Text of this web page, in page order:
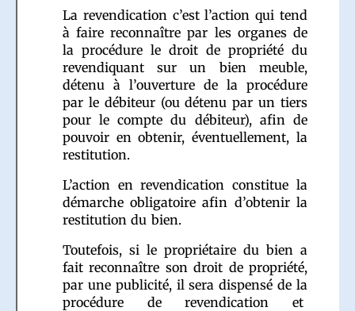
La revendication c’est l’action qui tend
à faire reconnaître par les organes de
la procédure le droit de propriété du
revendiquant sur un bien meuble,
détenu à l’ouverture de la procédure
par le débiteur (ou détenu par un tiers
pour le compte du débiteur), afin de
pouvoir en obtenir, éventuellement, la
restitution.
L’action en revendication constitue la
démarche obligatoire afin d’obtenir la
restitution du bien.
Toutefois, si le propriétaire du bien a
fait reconnaître son droit de propriété,
par une publicité, il sera dispensé de la
procédure de revendication et